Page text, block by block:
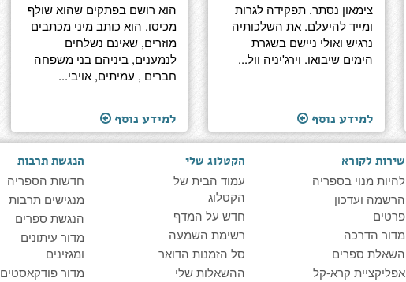
צימאון נסתר. תפקידה לגרות
ומייד להיעלם. את השלכותיה
נרגיש ואולי ניישם בשגרת
הימים שיבואו. וירג'יניה וול...
למידע נוסף
הוא רושם בפתקים שהוא שולף
מכיסו. הוא כותב מיני מכתבים
מוזרים, שאינם נשלחים
לנמענים, ביניהם בני משפחה
חברים , עמיתים, אויבי...
למידע נוסף
שירות לקורא
להיות מנוי בספריה
הרשמה ועדכון
פרטים
מדור הדרכה
השאלת ספרים
אפליקציית קרא-קל
הקטלוג שלי
עמוד הבית של
הקטלוג
חדש על המדף
רשימת השמעה
סל הזמנות הדואר
ההשאלות שלי
הנגשת תרבות
חדשות הספריה
מנגישים תרבות
הנגשת ספרים
מדור עיתונים
ומגזינים
מדור פודקאסטים